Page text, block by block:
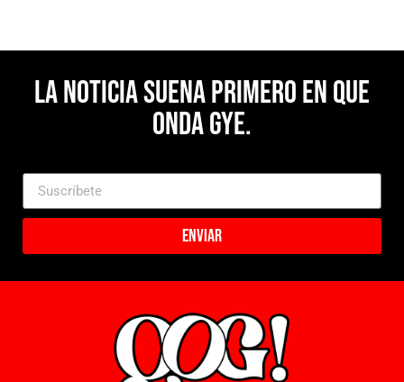
La noticia suena primero en Que
Onda Gye.
Enviar